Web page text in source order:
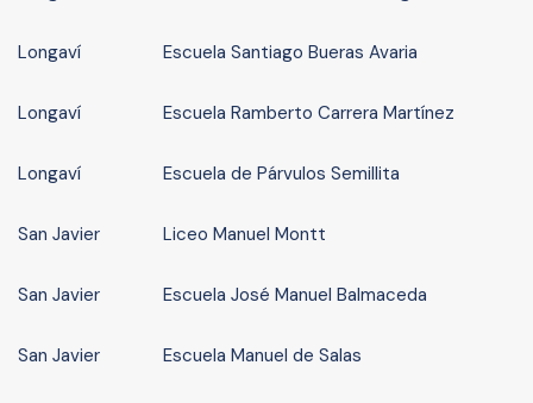
Longaví Escuela Santiago Bueras Avaria
Longaví Escuela Ramberto Carrera Martínez
Longaví Escuela de Párvulos Semillita
San Javier Liceo Manuel Montt
San Javier Escuela José Manuel Balmaceda
San Javier Escuela Manuel de Salas